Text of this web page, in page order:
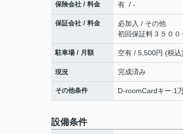
保険会社 / 料金 有 / -
保証会社 / 料金
必加入 / その他
初回保証料３５０
駐車場 / 月額 空有 / 5,500円 (税込)
現況 完成済み
その他条件 D-roomCardキー:1
設備条件